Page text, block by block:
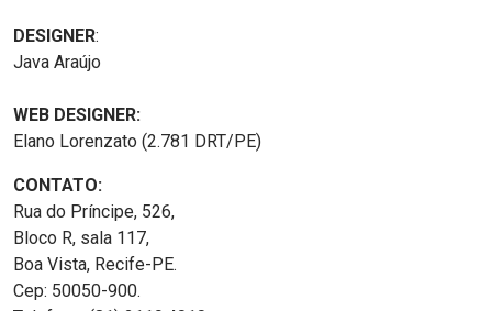
DESIGNER:
Java Araújo
WEB DESIGNER:
Elano Lorenzato (2.781 DRT/PE)
CONTATO:
Rua do Príncipe, 526,
Bloco R, sala 117,
Boa Vista, Recife-PE.
Cep: 50050-900.